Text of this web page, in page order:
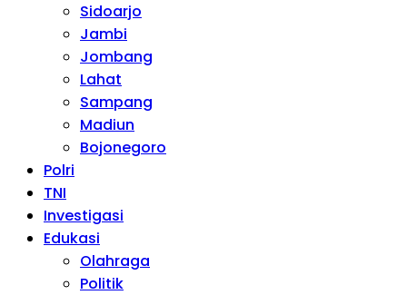
Sidoarjo
Jambi
Jombang
Lahat
Sampang
Madiun
Bojonegoro
Polri
TNI
Investigasi
Edukasi
Olahraga
Politik